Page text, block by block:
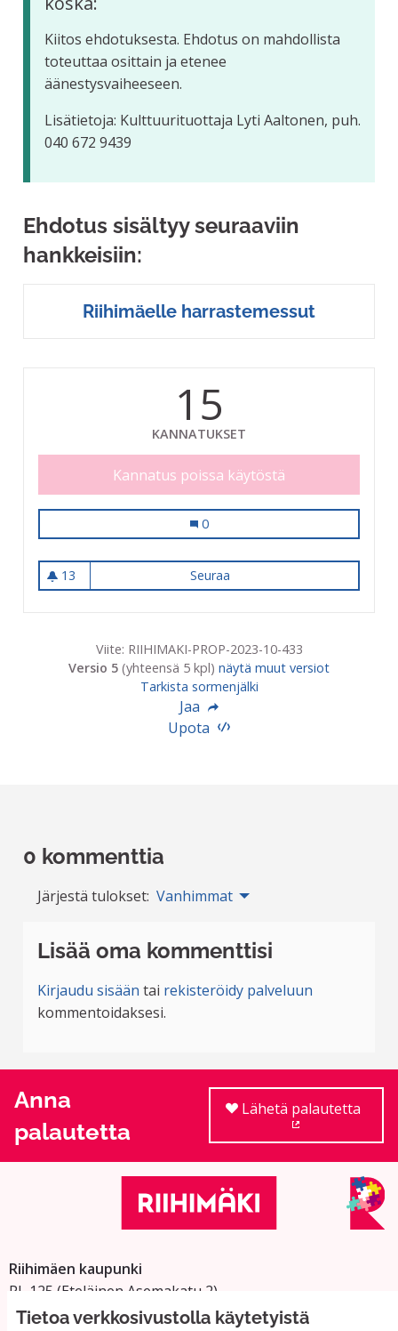
Tietoa verkkosivustolla käytetyistä
Kiitos ehdotuksesta. Ehdotus on mahdollista
toteuttaa osittain ja etenee
äänestysvaiheeseen.
Lisätietoja: Kulttuurituottaja Lyti Aaltonen, puh.
040 672 9439
Ehdotus sisältyy seuraaviin
hankkeisiin:
Riihimäelle harrastemessut
15
KANNATUKSET
Kannatus poissa käytöstä
Harrastusmessut lapsille ja nuorille
0
13
13 seuraajaa
Seuraa
Viite: RIIHIMAKI-PROP-2023-10-433
Versio 5 (yhteensä 5 kpl) näytä muut versiot
Tarkista sormenjälki
Jaa
Upota
0 kommenttia
Järjestä tulokset: Vanhimmat
Lisää oma kommenttisi
Kirjaudu sisään tai rekisteröidy palveluun
kommentoidaksesi.
Anna
palautetta
Lähetä palautetta
Riihimäen kaupunki
PL 125 (Eteläinen Asemakatu 2)
11101 Riihimäki